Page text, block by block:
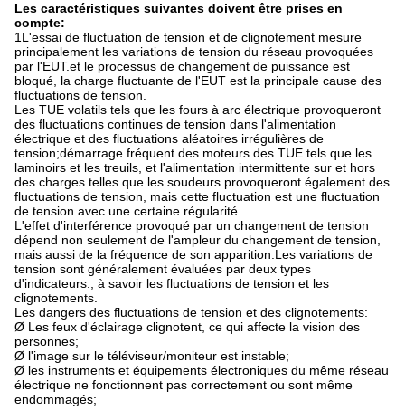
Les caractéristiques suivantes doivent être prises en
compte:
1L'essai de fluctuation de tension et de clignotement mesure
principalement les variations de tension du réseau provoquées
par l'EUT.et le processus de changement de puissance est
bloqué, la charge fluctuante de l'EUT est la principale cause des
fluctuations de tension.
Les TUE volatils tels que les fours à arc électrique provoqueront
des fluctuations continues de tension dans l'alimentation
électrique et des fluctuations aléatoires irrégulières de
tension;démarrage fréquent des moteurs des TUE tels que les
laminoirs et les treuils, et l'alimentation intermittente sur et hors
des charges telles que les soudeurs provoqueront également des
fluctuations de tension, mais cette fluctuation est une fluctuation
de tension avec une certaine régularité.
L'effet d'interférence provoqué par un changement de tension
dépend non seulement de l'ampleur du changement de tension,
mais aussi de la fréquence de son apparition.Les variations de
tension sont généralement évaluées par deux types
d'indicateurs., à savoir les fluctuations de tension et les
clignotements.
Les dangers des fluctuations de tension et des clignotements:
Ø Les feux d'éclairage clignotent, ce qui affecte la vision des
personnes;
Ø l'image sur le téléviseur/moniteur est instable;
Ø les instruments et équipements électroniques du même réseau
électrique ne fonctionnent pas correctement ou sont même
endommagés;